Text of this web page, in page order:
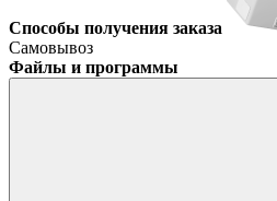
Способы получения заказа
Самовывоз
Файлы и программы